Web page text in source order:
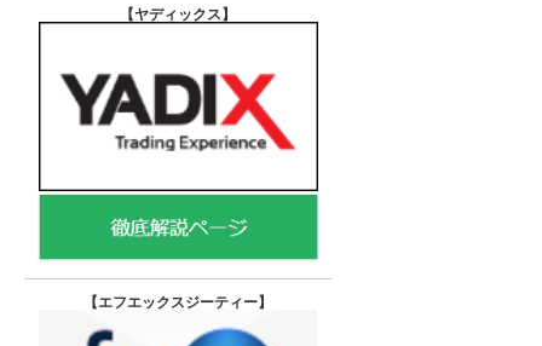
【ヤディックス】
【エフエックスジーティー】